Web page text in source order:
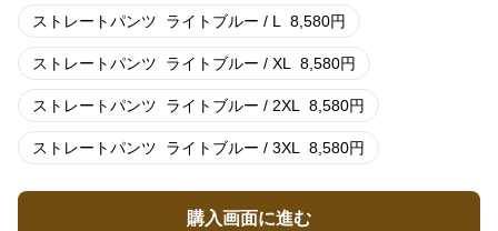
ストレートパンツ ライトブルー / L 8,580円
ストレートパンツ ライトブルー / XL 8,580円
ストレートパンツ ライトブルー / 2XL 8,580円
ストレートパンツ ライトブルー / 3XL 8,580円
購入画面に進む